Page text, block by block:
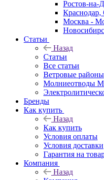
Ростов-
Москва -
Статьи
Назад
Статьи
Все статьи
Ветровые районы
Молниеотводы
Бренды
Как купить
Назад
Как купить
Условия оплаты
Условия доставки
Гарантия на
Компания
Назад